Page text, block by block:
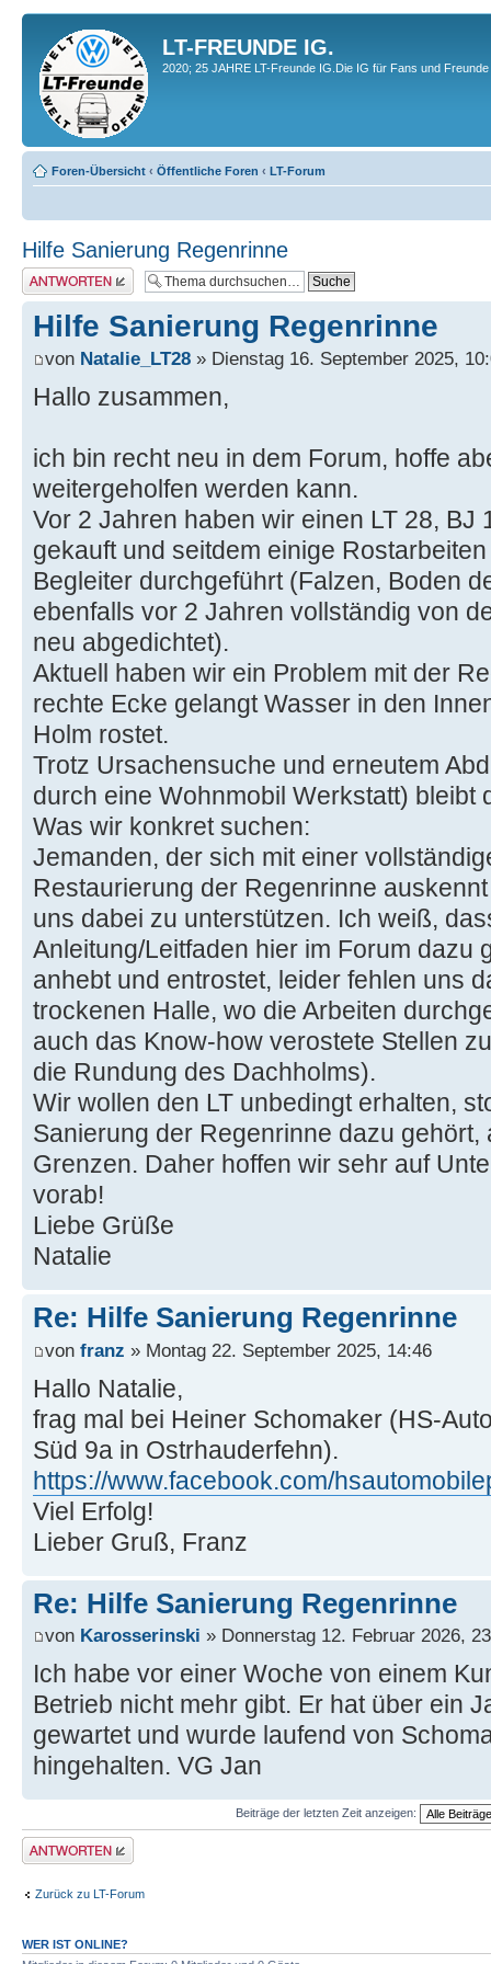
LT-FREUNDE IG.
2020; 25 JAHRE LT-Freunde IG.Die IG für Fans und
Foren-Übersicht ‹ Öffentliche Foren ‹ LT-Forum
Hilfe Sanierung Regenrinne
Antwort erstellen
Hilfe Sanierung Regenrinne
von Natalie_LT28 » Dienstag 16. September 2025,
Hallo zusammen,
ich bin recht neu in dem Forum, hoffe
weitergeholfen werden kann.
Vor 2 Jahren haben wir einen LT 28, BJ
gekauft und seitdem einige
Begleiter durchgeführt (Falzen, Boden
ebenfalls vor 2 Jahren vollständig von
neu abgedichtet).
Aktuell haben wir ein Problem mit der
rechte Ecke gelangt Wasser in den
Holm rostet.
Trotz Ursachensuche und erneutem
durch eine Wohnmobil Werkstatt) bleibt
Was wir konkret suchen:
Jemanden, der sich mit einer
Restaurierung der Regenrinne
uns dabei zu unterstützen. Ich weiß,
Anleitung/Leitfaden hier im Forum dazu
anhebt und entrostet, leider fehlen uns
trockenen Halle, wo die Arbeiten
auch das Know-how verostete Stellen
die Rundung des Dachholms).
Wir wollen den LT unbedingt erhalten,
Sanierung der Regenrinne dazu
Grenzen. Daher hoffen wir sehr auf
vorab!
Liebe Grüße
Natalie
Re: Hilfe Sanierung Regenrinne
von franz » Montag 22. September 2025, 14:46
Hallo Natalie,
frag mal bei Heiner Schomaker (HS-
Süd 9a in Ostrhauderfehn).
https://www.facebook.com/
Viel Erfolg!
Lieber Gruß, Franz
Re: Hilfe Sanierung Regenrinne
von Karosserinski » Donnerstag 12. Februar 2026,
Ich habe vor einer Woche von einem
Betrieb nicht mehr gibt. Er hat über ein
gewartet und wurde laufend von
hingehalten. VG Jan
Beiträge der letzten Zeit anzeigen:
Antwort erstellen
Zurück zu LT-Forum
WER IST ONLINE?